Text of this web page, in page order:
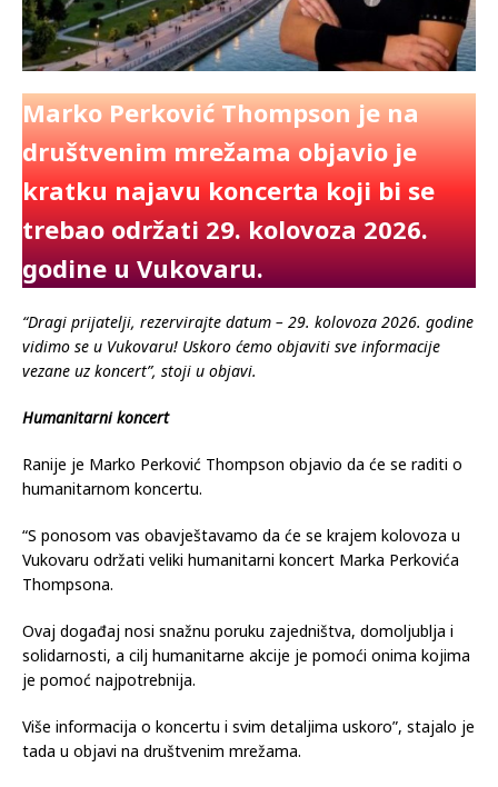
Marko Perković Thompson je na
društvenim mrežama objavio je
kratku najavu koncerta koji bi se
trebao održati 29. kolovoza 2026.
godine u Vukovaru.
“Dragi prijatelji, rezervirajte datum – 29. kolovoza 2026. godine
vidimo se u Vukovaru! Uskoro ćemo objaviti sve informacije
vezane uz koncert”, stoji u objavi.
Humanitarni koncert
Ranije je Marko Perković Thompson objavio da će se raditi o
humanitarnom koncertu.
“S ponosom vas obavještavamo da će se krajem kolovoza u
Vukovaru održati veliki humanitarni koncert Marka Perkovića
Thompsona.
Ovaj događaj nosi snažnu poruku zajedništva, domoljublja i
solidarnosti, a cilj humanitarne akcije je pomoći onima kojima
je pomoć najpotrebnija.
Više informacija o koncertu i svim detaljima uskoro”, stajalo je
tada u objavi na društvenim mrežama.